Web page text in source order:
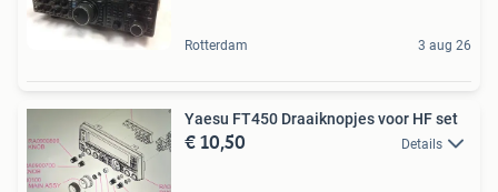
Rotterdam 3 aug 26
Yaesu FT450 Draaiknopjes voor HF set
€ 10,50 Details